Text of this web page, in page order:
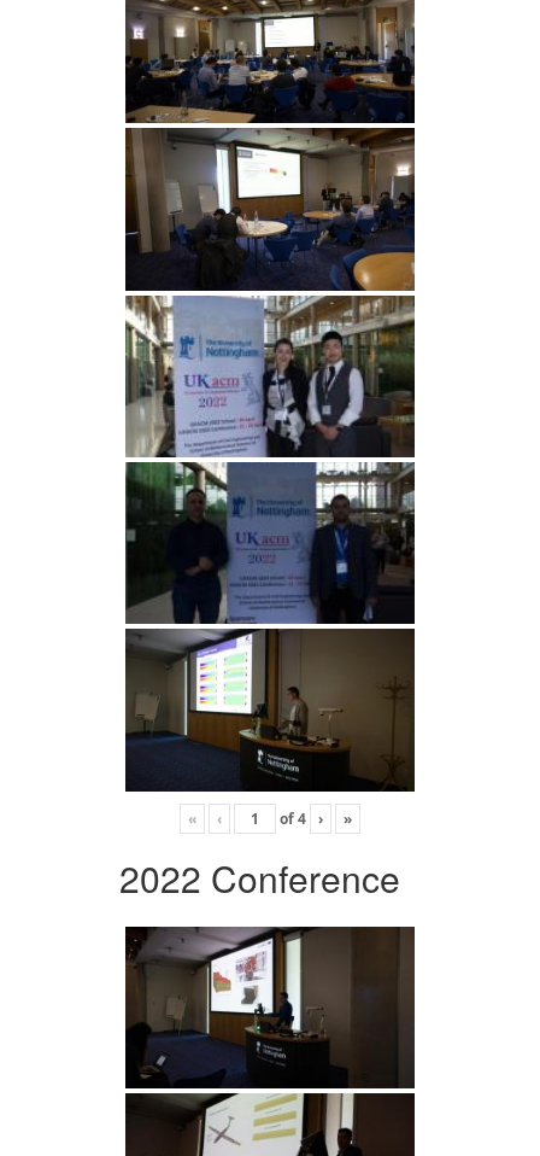
« ‹ of4 › »
2022 Conference